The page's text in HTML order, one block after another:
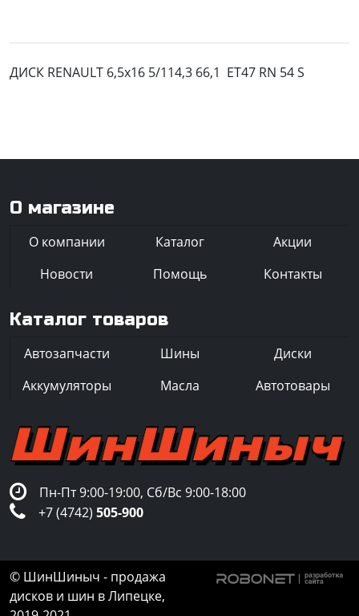
ДИСК RENAULT 6,5x16 5/114,3 66,1 ET47 RN 54 S
О магазине
О компании Каталог
Акции
Новости
Помощь Контакты
Каталог товаров
Автозапчасти Шины
Диски
Аккумуляторы
Масла Автотовары
Пн-Пт 9:00-19:00, Сб/Вс 9:00-18:00
+7 (4742) 505-900
© ШинШиныч - продажа
дисков и шин в Липецке,